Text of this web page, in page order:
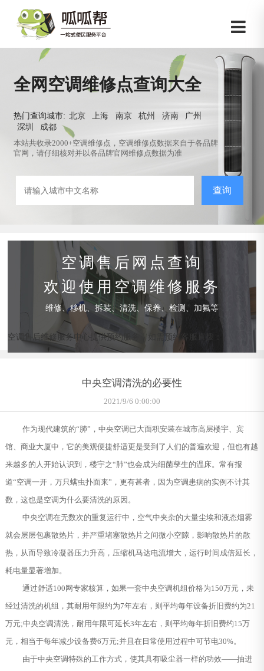
全网空调维修点查询大全
热门查询城市: 北京 上海 南京 杭州 济南
广州
深圳
成都
本站共收录2000+空调维修点，空调维修点数据来自于各品牌
官网，请仔细核对并以各品牌官网维修点数据为准
查询
空调售后网点查询
欢迎使用空调维修服务
维修、移机、拆装、清洗、保养、检测、加氟等
空调售后维修服务中心提供预约服务，如需预约客服直拨：
中央空调清洗的必要性
2021/9/6 0:00:00
作为现代建筑的“肺”，中央空调已大面积安装在城市高层楼宇、宾
馆、商业大厦中，它的美观便捷舒适更是受到了人们的普遍欢迎，但也有越
来越多的人开始认识到，楼宇之“肺”也会成为细菌孳生的温床。常有报
道“空调一开，万只螨虫扑面来”，更有甚者，因为空调患病的实例不计其
数，这也是空调为什么要清洗的原因。
中央空调在无数次的重复运行中，空气中夹杂的大量尘埃和液态烟雾
就会层层包裹散热片，并严重堵塞散热片之间微小空隙，影响散热片的散
热，从而导致冷凝器压力升高，压缩机马达电流增大，运行时间成倍延长，
耗电量显著增加。
通过舒适100网专家核算，如果一套中央空调机组价格为150万元，未
经过清洗的机组，其耐用年限约为7年左右，则平均每年设备折旧费约为21
万元;中央空调清洗，耐用年限可延长3年左右，则平均每年折旧费约15万
元，相当于每年减少设备费6万元;并且在日常使用过程中可节电30%。
由于中央空调特殊的工作方式，使其具有吸尘器一样的功效——抽进